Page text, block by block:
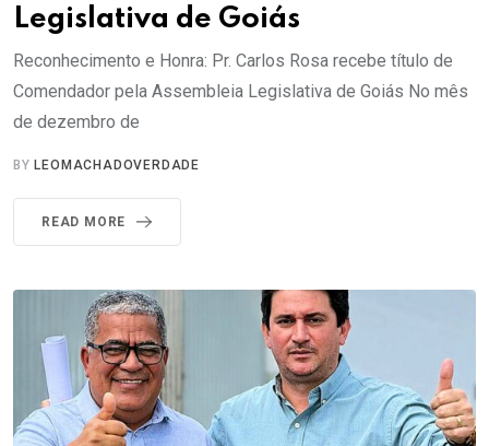
Legislativa de Goiás
Reconhecimento e Honra: Pr. Carlos Rosa recebe título de
Comendador pela Assembleia Legislativa de Goiás No mês
de dezembro de
BY LEOMACHADOVERDADE
READ MORE